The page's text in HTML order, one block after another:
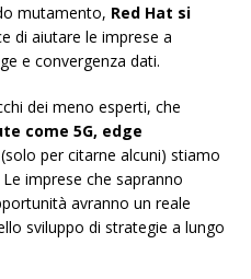
mutamento, Red Hat si
di aiutare le imprese a
e convergenza dati.
dei meno esperti, che
come 5G, edge
(solo per citarne alcuni) stiamo
imprese che sapranno
avranno un reale
sviluppo di strategie a lungo